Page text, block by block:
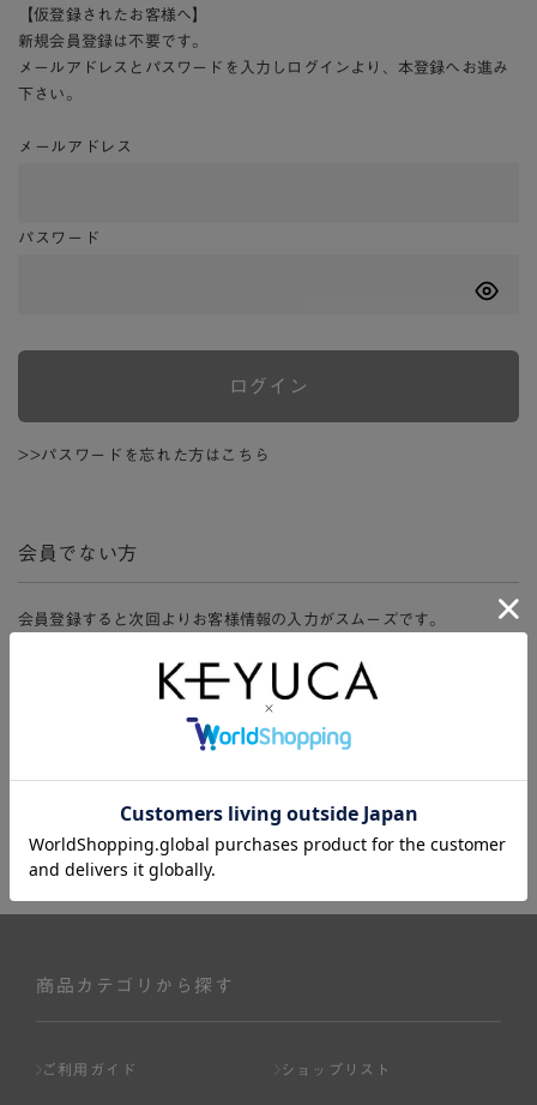
【仮登録されたお客様へ】
新規会員登録は不要です。
メールアドレスとパスワードを入力しログインより、本登録へお進み
下さい。
メールアドレス
パスワード
ログイン
>>パスワードを忘れた方はこちら
会員でない方
会員登録すると次回よりお客様情報の入力がスムーズです。
ージ、購入履歴をご利用いただけます。
商品カテゴリから探す
ご利用ガイド ショップリスト